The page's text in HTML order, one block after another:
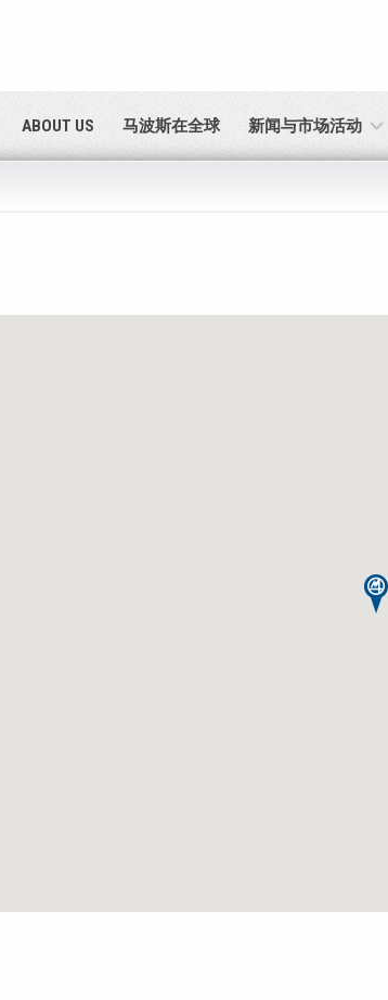
ABOUT US 马波斯在全球 新闻与市场活动
Deutsch